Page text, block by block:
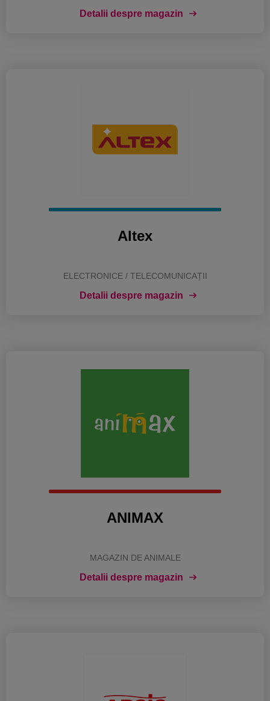
Detalii despre magazin
Altex
ELECTRONICE / TELECOMUNICAȚII
Detalii despre magazin
ANIMAX
MAGAZIN DE ANIMALE
Detalii despre magazin